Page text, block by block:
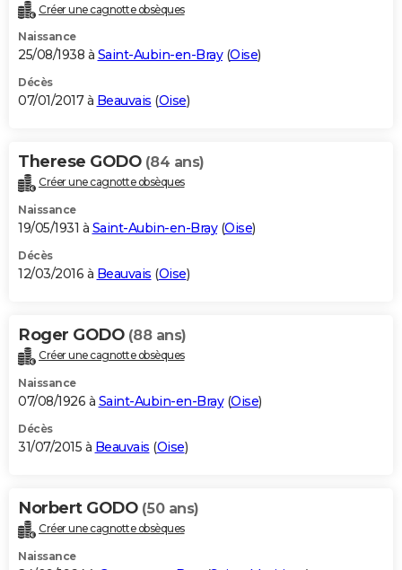
Créer une cagnotte obsèques
Naissance
25/08/1938 à Saint-Aubin-en-Bray(Oise)
Décès
07/01/2017 à Beauvais (Oise)
Therese GODO (84 ans)
Créer une cagnotte obsèques
Naissance
19/05/1931 à Saint-Aubin-en-Bray(Oise)
Décès
12/03/2016 à Beauvais (Oise)
Roger GODO (88 ans)
Créer une cagnotte obsèques
Naissance
07/08/1926 à Saint-Aubin-en-Bray(Oise)
Décès
31/07/2015 à Beauvais (Oise)
Norbert GODO (50 ans)
Créer une cagnotte obsèques
Naissance